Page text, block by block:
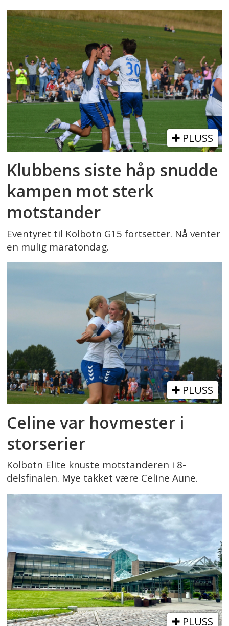
PLUSS
Klubbens siste håp snudde
kampen mot sterk
motstander
Eventyret til Kolbotn G15 fortsetter. Nå venter
en mulig maratondag.
PLUSS
Celine var hovmester i
storserier
Kolbotn Elite knuste motstanderen i 8-
delsfinalen. Mye takket være Celine Aune.
PLUSS